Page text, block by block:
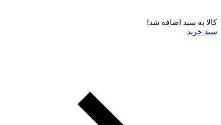
کالا به سبد اضافه شد!
سبد خرید